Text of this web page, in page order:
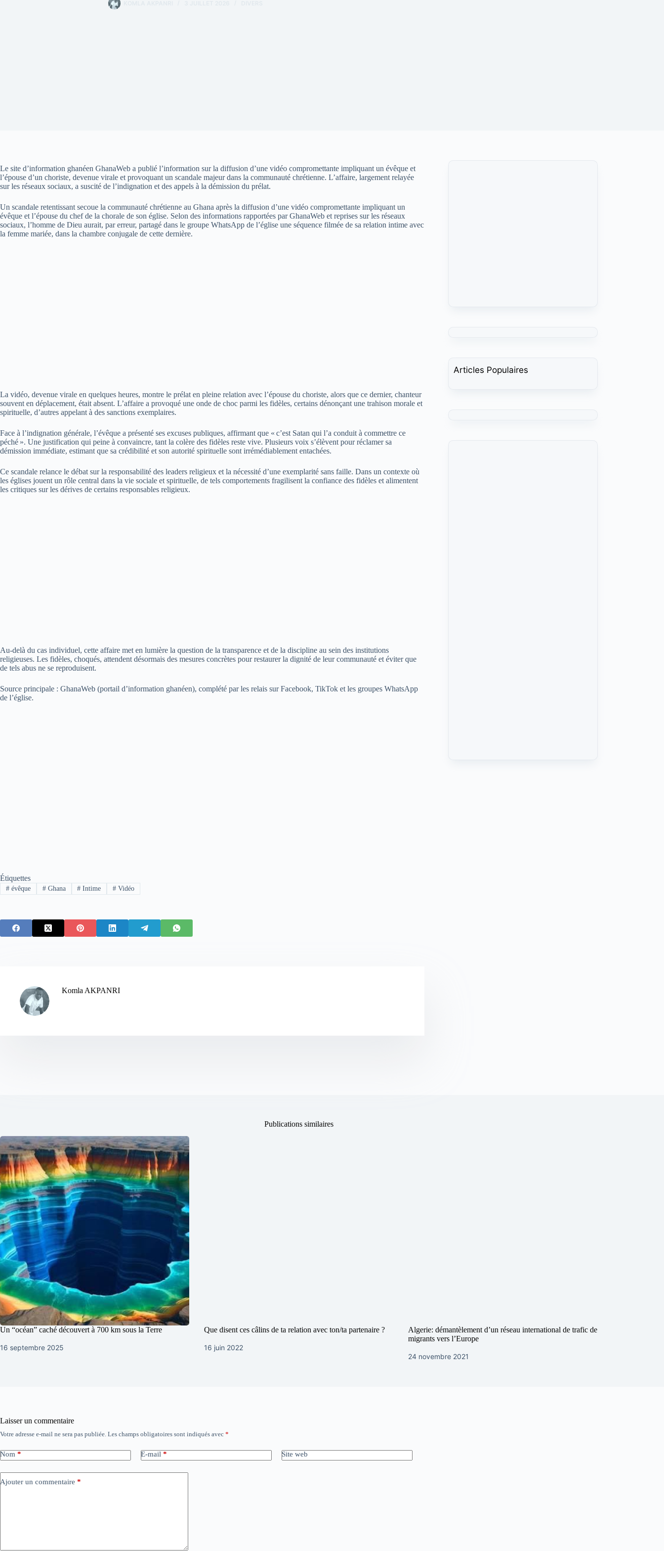
Le site d’information ghanéen GhanaWeb a publié l’information sur la diffusion d’une vidéo compromettante impliquant un évêque et
l’épouse d’un choriste, devenue virale et provoquant un scandale majeur dans la communauté chrétienne. L’affaire, largement relayée
sur les réseaux sociaux, a suscité de l’indignation et des appels à la démission du prélat.
Un scandale retentissant secoue la communauté chrétienne au Ghana après la diffusion d’une vidéo compromettante impliquant un
évêque et l’épouse du chef de la chorale de son église. Selon des informations rapportées par GhanaWeb et reprises sur les réseaux
sociaux, l’homme de Dieu aurait, par erreur, partagé dans le groupe WhatsApp de l’église une séquence filmée de sa relation intime avec
la femme mariée, dans la chambre conjugale de cette dernière.
La vidéo, devenue virale en quelques heures, montre le prélat en pleine relation avec l’épouse du choriste, alors que ce dernier, chanteur
souvent en déplacement, était absent. L’affaire a provoqué une onde de choc parmi les fidèles, certains dénonçant une trahison morale et
spirituelle, d’autres appelant à des sanctions exemplaires.
Face à l’indignation générale, l’évêque a présenté ses excuses publiques, affirmant que « c’est Satan qui l’a conduit à commettre ce
péché ». Une justification qui peine à convaincre, tant la colère des fidèles reste vive. Plusieurs voix s’élèvent pour réclamer sa
démission immédiate, estimant que sa crédibilité et son autorité spirituelle sont irrémédiablement entachées.
Ce scandale relance le débat sur la responsabilité des leaders religieux et la nécessité d’une exemplarité sans faille. Dans un contexte où
les églises jouent un rôle central dans la vie sociale et spirituelle, de tels comportements fragilisent la confiance des fidèles et alimentent
les critiques sur les dérives de certains responsables religieux.
Au-delà du cas individuel, cette affaire met en lumière la question de la transparence et de la discipline au sein des institutions
religieuses. Les fidèles, choqués, attendent désormais des mesures concrètes pour restaurer la dignité de leur communauté et éviter que
de tels abus ne se reproduisent.
Source principale : GhanaWeb (portail d’information ghanéen), complété par les relais sur Facebook, TikTok et les groupes WhatsApp
de l’église.
Étiquettes
#évêque #Ghana # Intime # Vidéo
Komla AKPANRI
Articles Populaires
Publications similaires
Un “océan” caché découvert à 700 km sous la Terre
16 septembre 2025
Que disent ces câlins de ta relation avec ton/ta partenaire ?
16 juin 2022
Algerie: démantèlement d’un réseau international de trafic de
migrants vers l’Europe
24 novembre 2021
Laisser un commentaire
Votre adresse e-mail ne sera pas publiée. Les champs obligatoires sont indiqués avec *
Nom * E-mail * Site web
Ajouter un commentaire *